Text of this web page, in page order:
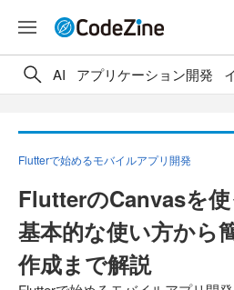
AI アプリケーション開発
Flutterで始めるモバイルアプリ開発
FlutterのCanvasを使
基本的な使い方から
作成まで解説